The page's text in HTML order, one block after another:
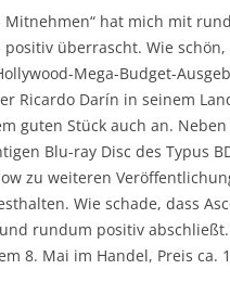
Mitnehmen“ hat mich mit
überrascht. Wie
Mega-Budget-
Ricardo Darín in seinem
guten Stück auch an.
Blu-ray Disc des Typus
zu weiteren
Wie schade, dass
rundum positiv
8. Mai im Handel, Preis ca.